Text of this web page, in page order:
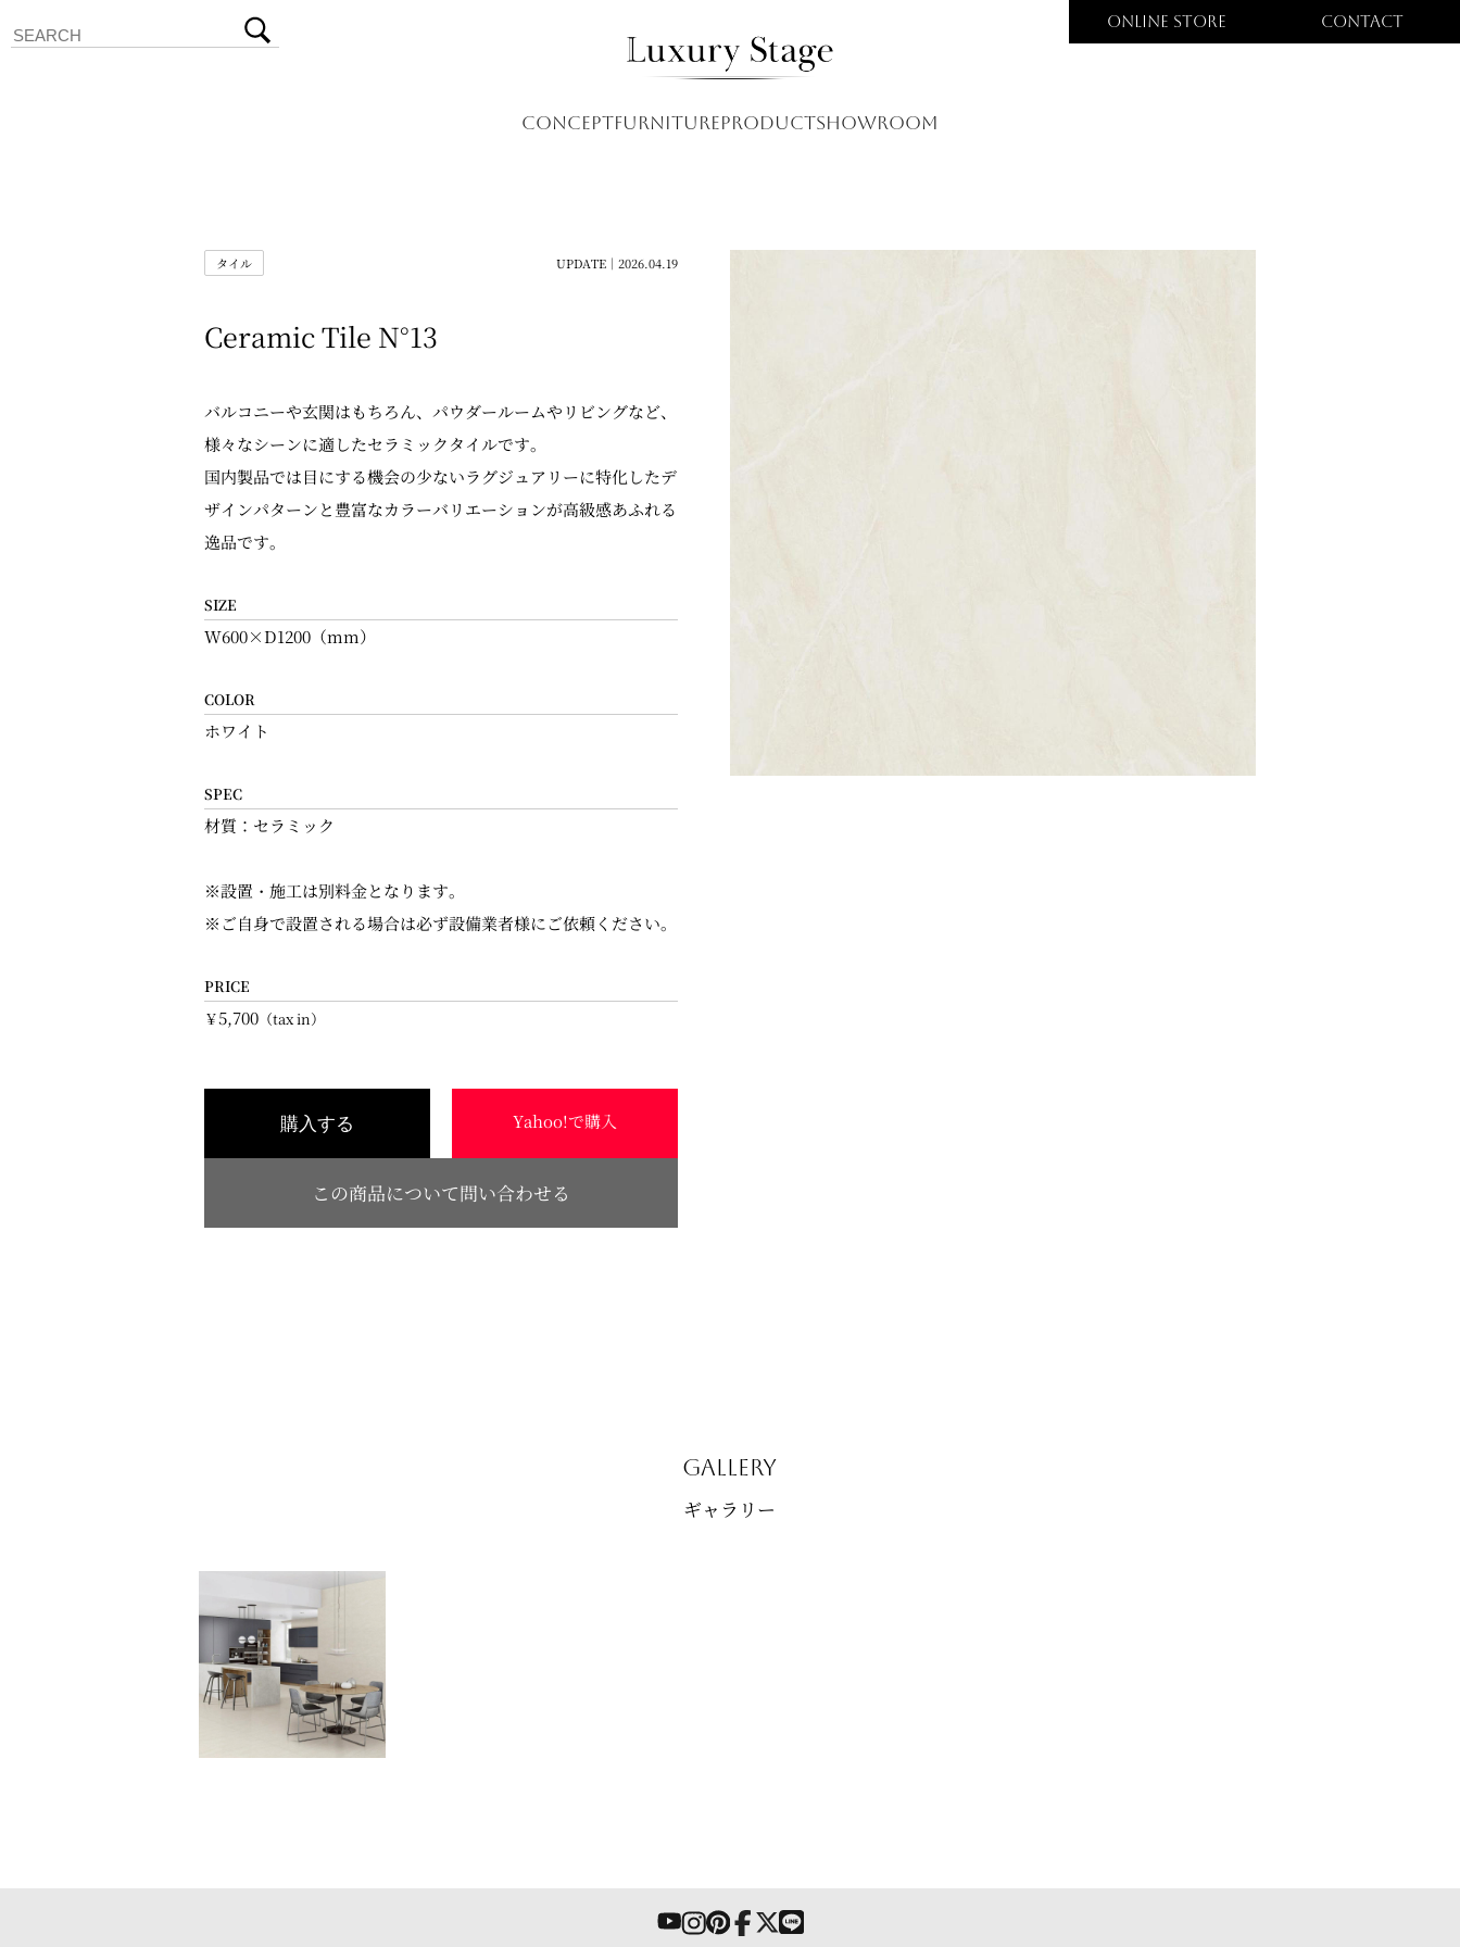
ONLINE STORE CONTACT
CONCEPTFURNITUREPRODUCTSHOWROOM
タイル UPDATE｜2026.04.19
Ceramic Tile N°13
バルコニーや玄関はもちろん、パウダールームやリビングなど、
様々なシーンに適したセラミックタイルです。
国内製品では目にする機会の少ないラグジュアリーに特化したデ
ザインパターンと豊富なカラーバリエーションが高級感あふれる
逸品です。
SIZE
W600×D1200（mm）
COLOR
ホワイト
SPEC
材質：セラミック
※設置・施工は別料金となります。
※ご自身で設置される場合は必ず設備業者様にご依頼ください。
PRICE
￥5,700 （tax in）
購入する Yahoo!で購入
この商品について問い合わせる
GALLERY
ギャラリー